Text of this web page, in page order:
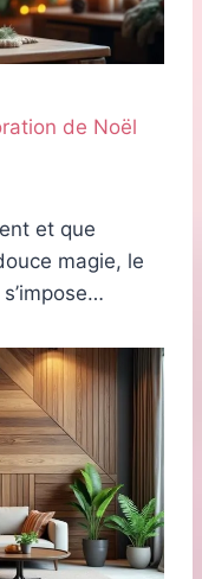
de Noël
et que
magie, le